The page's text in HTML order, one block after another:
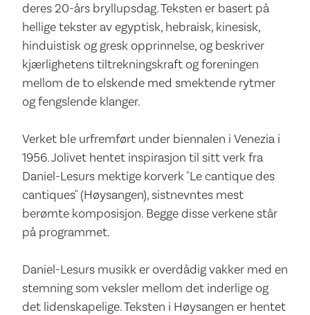
deres 20-års bryllupsdag. Teksten er basert på
hellige tekster av egyptisk, hebraisk, kinesisk,
hinduistisk og gresk opprinnelse, og beskriver
kjærlighetens tiltrekningskraft og foreningen
mellom de to elskende med smektende rytmer
og fengslende klanger.
Verket ble urfremført under biennalen i Venezia i
1956. Jolivet hentet inspirasjon til sitt verk fra
Daniel-Lesurs mektige korverk "Le cantique des
cantiques" (Høysangen), sistnevntes mest
berømte komposisjon. Begge disse verkene står
på programmet.
Daniel-Lesurs musikk er overdådig vakker med en
stemning som veksler mellom det inderlige og
det lidenskapelige. Teksten i Høysangen er hentet